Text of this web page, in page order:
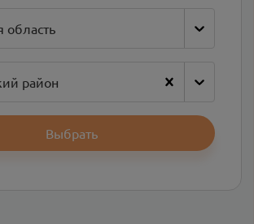
область
район
Выбрать